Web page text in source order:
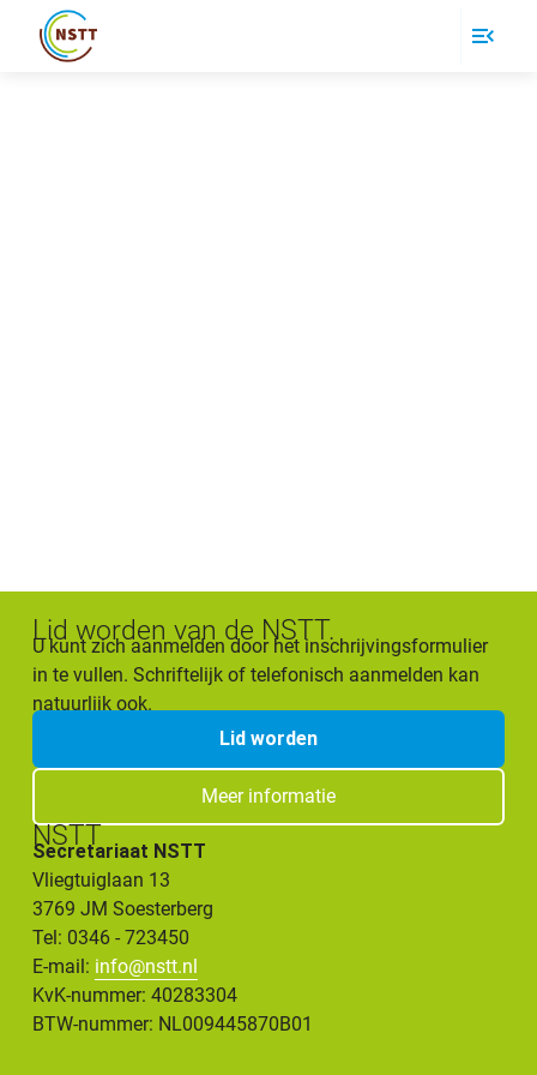
Lid worden van de NSTT.
U kunt zich aanmelden door het inschrijvingsformulier
in te vullen. Schriftelijk of telefonisch aanmelden kan
natuurlijk ook.
Lid worden
Meer informatie
NSTT
Secretariaat NSTT
Vliegtuiglaan 13
3769 JM Soesterberg
Tel: 0346 - 723450
E-mail: info@nstt.nl
KvK-nummer: 40283304
BTW-nummer: NL009445870B01